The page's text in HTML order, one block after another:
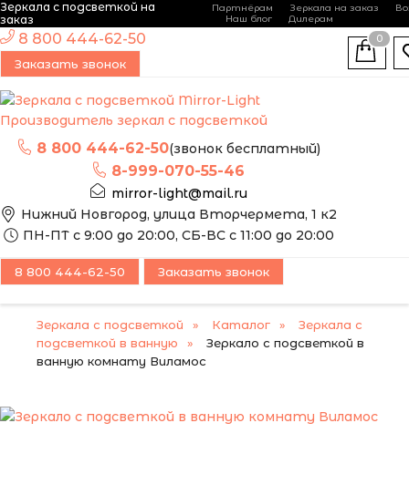
Зеркала с подсветкой на
заказ
Партнёрам Зеркала на заказ
Наш блог
Дилерам
Производитель зеркал с подсветкой
8 800 444-62-50(звонок бесплатный)
8-999-070-55-46
mirror-light@mail.ru
Нижний Новгород, улица Вторчермета, 1 к2
ПН-ПТ с 9:00 до 20:00, СБ-ВС с 11:00 до 20:00
8 800 444-62-50
Заказать звонок
0
8 800 444-62-50 Заказать звонок
Зеркала с подсветкой Каталог
Зеркала с
подсветкой в ванную
Зеркало с подсветкой в
ванную комнату Виламос
ЭТО ЗЕРКАЛО МЫ
МОЖЕМ ИЗГОТОВИТЬ
ПО ВАШИМ
-